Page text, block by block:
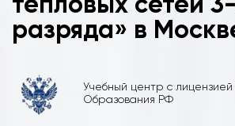
тепловых сетей
разряда» в
Учебный центр с
Образования РФ